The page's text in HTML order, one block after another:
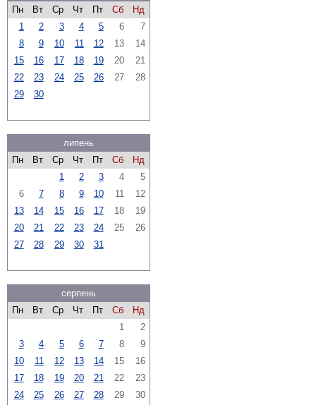
Пн
Вт Ср Чт Пт Сб
Нд
1
2 3 4 5 6
7
8
9 10 11 12 13
14
15
16 17 18 19 20
21
22
23 24 25 26 27
28
29
30
липень
Пн
Вт Ср Чт Пт Сб
Нд
1
2 3 4
5
6
7 8 9 10 11
12
13
14 15 16 17 18
19
20
21 22 23 24 25
26
27
28 29 30 31
серпень
Пн
Вт Ср Чт Пт Сб
Нд
1
2
3
4 5 6 7 8
9
10
11 12 13 14 15
16
17
18 19 20 21 22
23
24
25 26 27 28 29
30